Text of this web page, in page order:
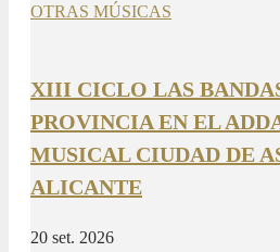
OTRAS MÚSICAS
XIII CICLO LAS
PROVINCIA EN EL
MUSICAL CIUDAD DE
ALICANTE
20 set. 2026